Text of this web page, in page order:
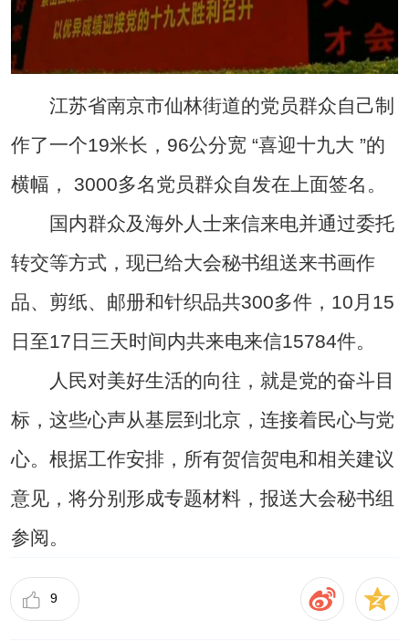
江苏省南京市仙林街道的党员群众自己制
作了一个19米长，96公分宽 “喜迎十九大 ”的
横幅， 3000多名党员群众自发在上面签名。
国内群众及海外人士来信来电并通过委托
转交等方式，现已给大会秘书组送来书画作
品、剪纸、邮册和针织品共300多件，10月15
日至17日三天时间内共来电来信15784件。
人民对美好生活的向往，就是党的奋斗目
标，这些心声从基层到北京，连接着民心与党
心。根据工作安排，所有贺信贺电和相关建议
意见，将分别形成专题材料，报送大会秘书组
参阅。
9